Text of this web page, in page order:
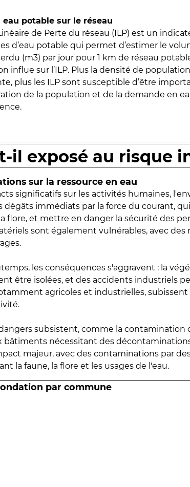
eau potable sur le réseau
de Perte du réseau (ILP) est un
d’eau potable qui permet d’estimer le
(m3) par jour pour 1 km de réseau
influe sur l’ILP. Plus la densité de
plus les ILP sont susceptible d’être
de la population et de la demande en
il exposé au risque
sur la ressource en eau
significatifs sur les activités humaines,
dégâts immédiats par la force du courant,
flore, et mettre en danger la sécurité des
sont également vulnérables, avec des
les conséquences s'aggravent : la
être isolées, et des accidents industriels
agricoles et industrielles, subissent
subsistent, comme la contamination
bâtiments nécessitant des
majeur, avec des contaminations par
la faune, la flore et les usages de l'eau.
par commune